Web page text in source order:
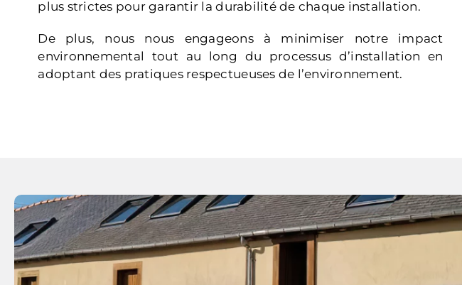
plus strictes pour garantir la durabilité de chaque installation.
De plus, nous nous engageons à minimiser notre impact
environnemental tout au long du processus d’installation en
adoptant des pratiques respectueuses de l’environnement.